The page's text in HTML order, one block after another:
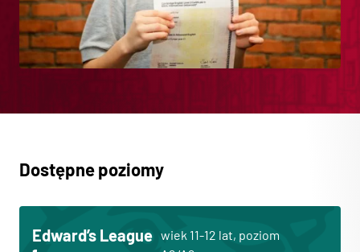
Dostępne poziomy
Edward’s League wiek 11-12 lat, poziom